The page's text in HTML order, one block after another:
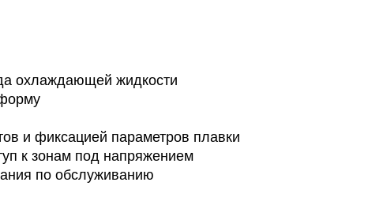
охлаждающей жидкости
и фиксацией параметров плавки
к зонам под напряжением
по обслуживанию